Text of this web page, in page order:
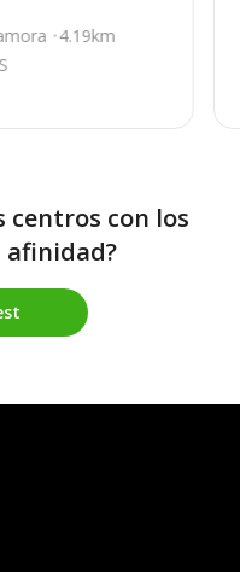
recientemente
4.19km
centros con los
afinidad?